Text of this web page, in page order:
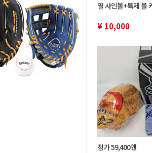
필 사인볼+특제 볼
¥ 10,000
정가 59,400엔